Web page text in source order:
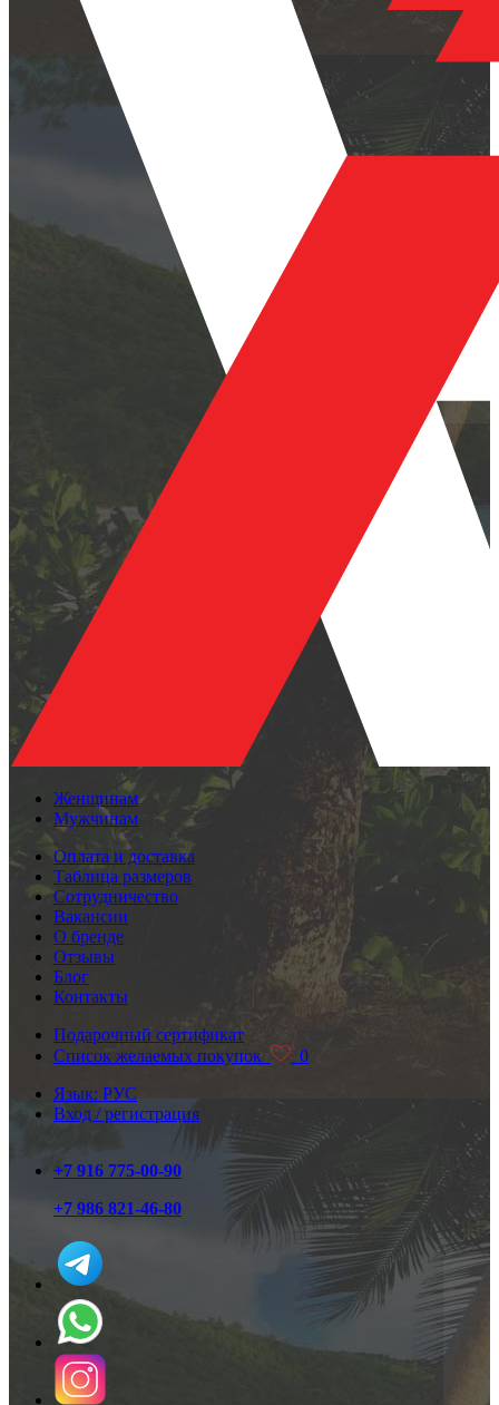
Женщинам
Мужчинам
Оплата и доставка
Таблица размеров
Сотрудничество
Вакансии
О бренде
Отзывы
Блог
Контакты
Подарочный сертификат
Список желаемых покупок
0
Язык: РУС
Вход / регистрация
+7 916 775-00-90
+7 986 821-46-80